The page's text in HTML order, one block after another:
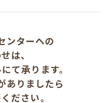
ンターへの
は、
て承ります。
ありましたら
ださい。